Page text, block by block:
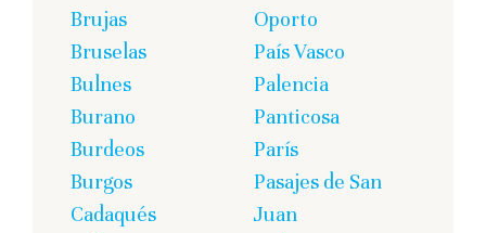
Brujas
Bruselas
Bulnes
Burano
Burdeos
Burgos
Cadaqués
Oporto
País Vasco
Palencia
Panticosa
París
Pasajes de San
Juan